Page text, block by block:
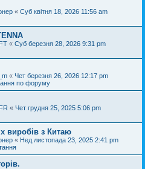
« Суб квітня 18, 2026 11:56 am
« Суб березня 28, 2026 9:31 pm
« Чет березня 26, 2026 12:17 pm
по форуму
« Чет грудня 25, 2025 5:06 pm
виробів з Китаю
« Нед листопада 23, 2025 2:41 pm